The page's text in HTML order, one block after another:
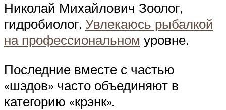
Николай Михайлович Зоолог,
гидробиолог. Увлекаюсь рыбалкой
на профессиональном уровне.
Последние вместе с частью
«шэдов» часто объединяют в
категорию «крэнк».